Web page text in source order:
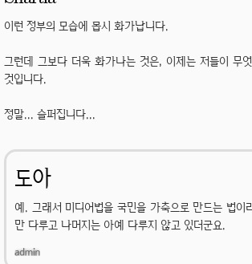
이런 정부의 모습에 몹시 화가납니다.
그런데 그보다 더욱 화가나는 것은, 이제는 저들이 무
것입니다.
정말... 슬퍼집니다...
도아
예. 그래서 미디어법을 국민을 가축으로 만드는 법
만 다루고 나머지는 아예 다루지 않고 있더군요.